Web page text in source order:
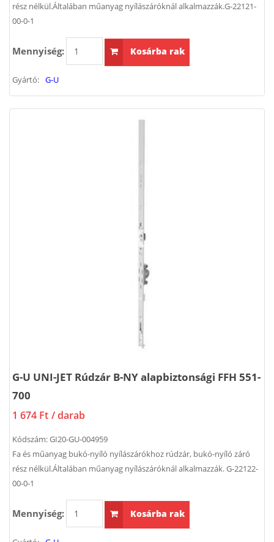
rész nélkül.Általában műanyag nyílászáróknál alkalmazzák.G-22121-
00-0-1
Mennyiség: Kosárba rak
Gyártó: G-U
G-U UNI-JET Rúdzár B-NY alapbiztonsági FFH 551-
700
1 674 Ft / darab
Kódszám:GI20-GU-004959
Fa és műanyag bukó-nyíló nyílászárókhoz rúdzár, bukó-nyíló záró
rész nélkül.Általában műanyag nyílászáróknál alkalmazzák. G-22122-
00-0-1
Mennyiség: Kosárba rak